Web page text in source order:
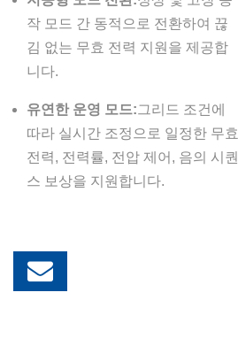
작 모드 간 동적으로 전환하여 끊
김 없는 무효 전력 지원을 제공합
니다.
유연한 운영 모드:그리드 조건에
따라 실시간 조정으로 일정한 무효
전력, 전력률, 전압 제어, 음의 시퀀
스 보상을 지원합니다.